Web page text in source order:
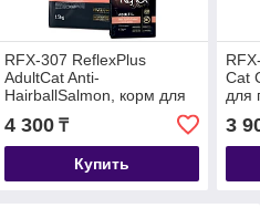
RFX-307 ReflexPlus
AdultCat Anti-
HairballSalmon, корм для
выведения шерсти у
взрослых кошек с
лососем,уп.1.5кг
4 300₸
Купить
Cat
для
3